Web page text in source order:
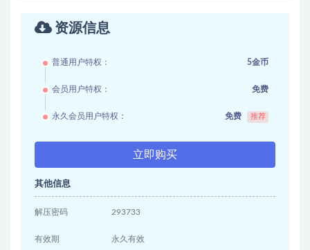
资源信息
普通用户特权： 5金币
会员用户特权： 免费
永久会员用户特权： 免费 推荐
立即购买
其他信息
解压密码 293733
有效期 永久有效